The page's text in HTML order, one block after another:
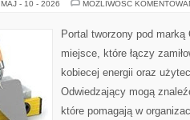
MAJ - 10 - 2026 MOŻLIWOŚĆ
Portal tworzony pod
miejsce, które łączy
kobiecej energii oraz
Odwiedzający mogą
które pomagają w